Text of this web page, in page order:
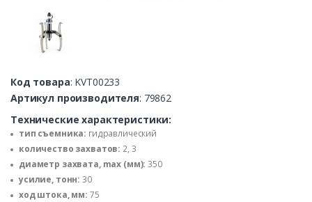
Код товара: KVT00233
Артикул производителя: 79862
Технические характеристики:
тип съемника: гидравлический
количество захватов: 2, 3
диаметр захвата, max (мм): 350
усилие, тонн: 30
ход штока, мм: 75